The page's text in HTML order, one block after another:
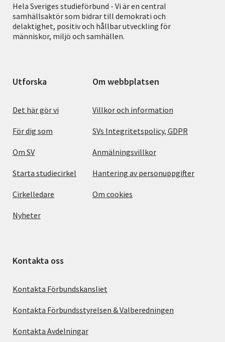
Hela Sveriges studieförbund - Vi är en central
samhällsaktör som bidrar till demokrati och
delaktighet, positiv och hållbar utveckling för
människor, miljö och samhällen.
Utforska
Det här gör vi
För dig som
Om SV
Starta studiecirkel
Cirkelledare
Nyheter
Om webbplatsen
Villkor och information
SVs Integritetspolicy, GDPR
Anmälningsvillkor
Hantering av personuppgifter
Om cookies
Kontakta oss
Kontakta Förbundskansliet
Kontakta Förbundsstyrelsen & Valberedningen
Kontakta Avdelningar